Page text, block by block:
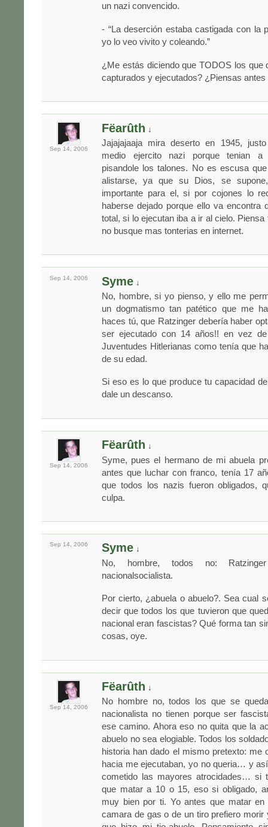
un nazi convencido.
- “La deserción estaba castigada con la
yo lo veo vivito y coleando.”
¿Me estás diciendo que TODOS los que
capturados y ejecutados? ¿Piensas antes
Sep 14, 2006
Fëarûth ↓
Jajajajaaja mira deserto en 1945,
medio ejercito nazi porque tenian a
pisandole los talones. No es escusa
alistarse, ya que su Dios, se
importante para el, si por cojones lo
haberse dejado porque ello va encontra
total, si lo ejecutan iba a ir al cielo.
no busque mas tonterias en internet.
Sep 14, 2006 Syme ↓
No, hombre, si yo pienso, y ello me
un dogmatismo tan patético que me
haces tú, que Ratzinger debería haber
ser ejecutado con 14 años!! en vez
Juventudes Hitlerianas como tenía que
de su edad.
Si eso es lo que produce tu capacidad
dale un descanso.
Sep 14, 2006
Fëarûth ↓
Syme, pues el hermano de mi abuela
antes que luchar con franco, tenía 17
que todos los nazis fueron obligados,
culpa.
Sep 14, 2006 Syme ↓
No, hombre, todos no:
nacionalsocialista.
Por cierto, ¿abuela o abuelo?. Sea cual
decir que todos los que tuvieron que
nacional eran fascistas? Qué forma tan
cosas, oye.
Sep 14, 2006
Fëarûth ↓
No hombre no, todos los que se
nacionalista no tienen porque ser
ese camino. Ahora eso no quita que la
abuelo no sea elogiable. Todos los
historia han dado el mismo pretexto: me
hacia me ejecutaban, yo no queria… y
cometido las mayores atrocidades… si
que matar a 10 o 15, eso si obligado,
muy bien por ti. Yo antes que matar
camara de gas o de un tiro prefiero morir